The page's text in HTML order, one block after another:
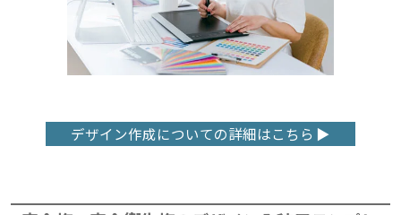
デザイン作成についての詳細はこちら